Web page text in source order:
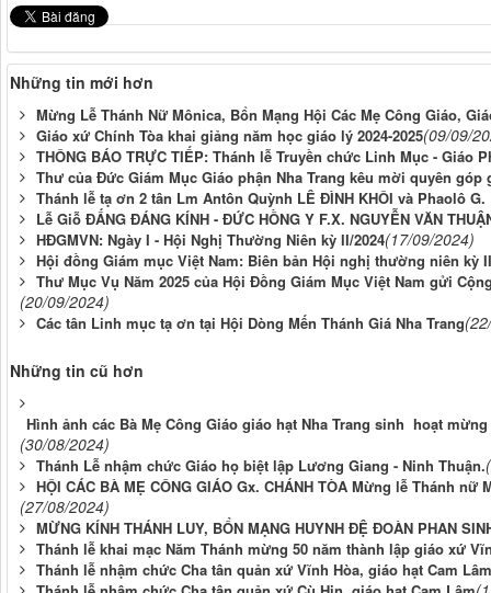
Những tin mới hơn
Mừng Lễ Thánh Nữ Mônica, Bổn Mạng Hội Các Mẹ Công Giáo,
Giáo xứ Chính Tòa khai giảng năm học giáo lý 2024-2025(09/09/
THÔNG BÁO TRỰC TIẾP: Thánh lễ Truyền chức Linh Mục - Giáo
Thư của Đức Giám Mục Giáo phận Nha Trang kêu mời quyên
Thánh lễ tạ ơn 2 tân Lm Antôn Quỳnh LÊ ĐÌNH KHÔI và Phaolô
Lễ Giỗ ĐẤNG ĐÁNG KÍNH - ĐỨC HỒNG Y F.X. NGUYỄN VĂN
HĐGMVN: Ngày I - Hội Nghị Thường Niên kỳ II/2024(17/09/2024)
Hội đồng Giám mục Việt Nam: Biên bản Hội nghị thường niên kỳ
Thư Mục Vụ Năm 2025 của Hội Đồng Giám Mục Việt Nam gửi
(20/09/2024)
Các tân Linh mục tạ ơn tại Hội Dòng Mến Thánh Giá Nha Trang
Những tin cũ hơn
Hình ảnh các Bà Mẹ Công Giáo giáo hạt Nha Trang sinh hoạt
(30/08/2024)
Thánh Lễ nhậm chức Giáo họ biệt lập Lương Giang - Ninh Thuận.
HỘI CÁC BÀ MẸ CÔNG GIÁO Gx. CHÁNH TÒA Mừng lễ Thánh
(27/08/2024)
MỪNG KÍNH THÁNH LUY, BỔN MẠNG HUYNH ĐỆ ĐOÀN PHAN
Thánh lễ khai mạc Năm Thánh mừng 50 năm thành lập giáo xứ
Thánh lễ nhậm chức Cha tân quản xứ Vĩnh Hòa, giáo hạt Cam Lâm